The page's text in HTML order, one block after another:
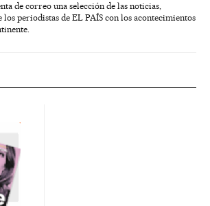
de correo una selección de las noticias,
los periodistas de EL PAÍS con los acontecimientos